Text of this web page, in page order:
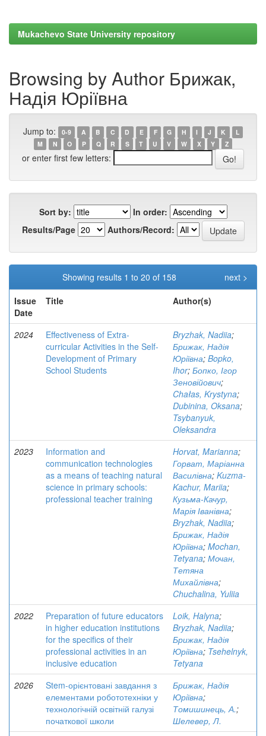
Mukachevo State University repository
Browsing by Author Брижак,
Надія Юріївна
Jump to: 0-9 A B C D E F G H I J K
L
M
N O P Q R S T U V W X Y Z
or enter first few letters:
Sort by:
In order:
Results/Page
Authors/Record:
Showing results 1 to 20 of 158
next >
Issue
Date
Title Author(s)
2024
Effectiveness of Extra-
curricular Activities in the Self-
Development of Primary
School Students
Bryzhak, Nadiia;
Брижак, Надія
Юріївна; Bopko,
Ihor; Бопко, Ігор
Зеновійович;
Chałas, Krystyna;
Dubinina, Oksana;
Tsybanyuk,
Oleksandra
2023
Information and
communication technologies
as a means of teaching natural
science in primary schools:
professional teacher training
Horvat, Marianna;
Горват, Маріанна
Василівна; Kuzma-
Kachur, Mariia;
Кузьма-Качур,
Марія Іванівна;
Bryzhak, Nadiia;
Брижак, Надія
Юріївна; Mochan,
Tetyana; Мочан,
Тетяна
Михайлівна;
Chuchalina, Yuliia
2022
Preparation of future educators
in higher education institutions
for the specifics of their
professional activities in an
inclusive education
Loik, Halyna;
Bryzhak, Nadiia;
Брижак, Надія
Юріївна; Tsehelnyk,
Tetyana
2026
Stem-орієнтовані завдання з
елементами робототехніки у
технологічній освітній галузі
початкової школи
Брижак, Надія
Юріївна;
Томишинець, А.;
Шелевер, Л.